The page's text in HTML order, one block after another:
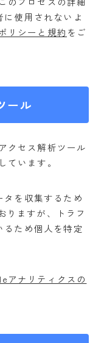
使用されないよ
リシーと規約 をご
ール
クセス解析ツール
ています。
を収集するため
りますが、トラフ
ため個人を特定
アナリティクスの